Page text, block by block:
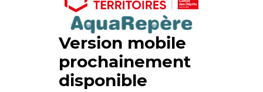
Version mobile
prochainement
disponible